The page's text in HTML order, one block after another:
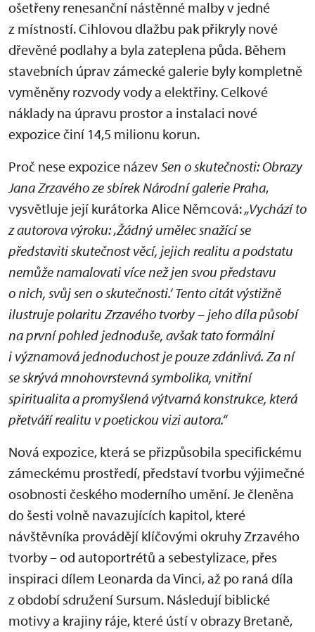
ošetřeny renesanční nástěnné malby v jedné
z místností. Cihlovou dlažbu pak přikryly nové
dřevěné podlahy a byla zateplena půda. Během
stavebních úprav zámecké galerie byly kompletně
vyměněny rozvody vody a elektřiny. Celkové
náklady na úpravu prostor a instalaci nové
expozice činí 14,5 milionu korun.
Proč nese expozice názevSen o skutečnosti: Obrazy
Jana Zrzavého ze sbírek Národní galerie Praha,
vysvětluje její kurátorka Alice Němcová:„Vychází to
z autorova výroku: ‚Žádný umělec snažící se
představiti skutečnost věcí, jejich realitu a podstatu
nemůže namalovati více než jen svou představu
o nich, svůj sen o skutečnosti.‘ Tento citát výstižně
ilustruje polaritu Zrzavého tvorby – jeho díla působí
na první pohled jednoduše, avšak tato formální
i významová jednoduchost je pouze zdánlivá. Za ní
se skrývá mnohovrstevná symbolika, vnitřní
spiritualita a promyšlená výtvarná konstrukce, která
přetváří realitu v poetickou vizi autora.“
Nová expozice, která se přizpůsobila specifickému
zámeckému prostředí, představí tvorbu výjimečné
osobnosti českého moderního umění. Je členěna
do šesti volně navazujících kapitol, které
návštěvníka provádějí klíčovými okruhy Zrzavého
tvorby – od autoportrétů a sebestylizace, přes
inspiraci dílem Leonarda da Vinci, až po raná díla
z období sdružení Sursum. Následují biblické
motivy a krajiny ráje, které ústí v obrazy Bretaně,